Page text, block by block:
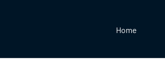
Home